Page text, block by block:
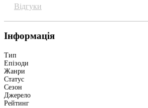
Відгуки
Інформація
Тип
Епізоди
Жанри
Статус
Сезон
Джерело
Рейтинг